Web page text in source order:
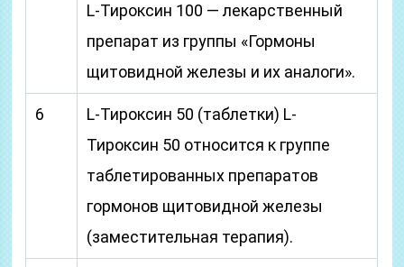
L-Тироксин 100 — лекарственный
препарат из группы «Гормоны
щитовидной железы и их аналоги».
6
L-Тироксин 50 (таблетки) L-
Тироксин 50 относится к группе
таблетированных препаратов
гормонов щитовидной железы
(заместительная терапия).